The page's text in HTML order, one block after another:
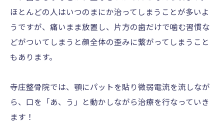
ほとんどの人はいつのまにか治ってしまうことが多いよ
うですが、痛いまま放置し、片方の歯だけで噛む習慣な
どがついてしまうと顔全体の歪みに繋がってしまうこと
もあります。
寺庄整骨院では、顎にパットを貼り微弱電流を流しなが
ら、口を「あ、う」と動かしながら治療を行なっていき
ます！